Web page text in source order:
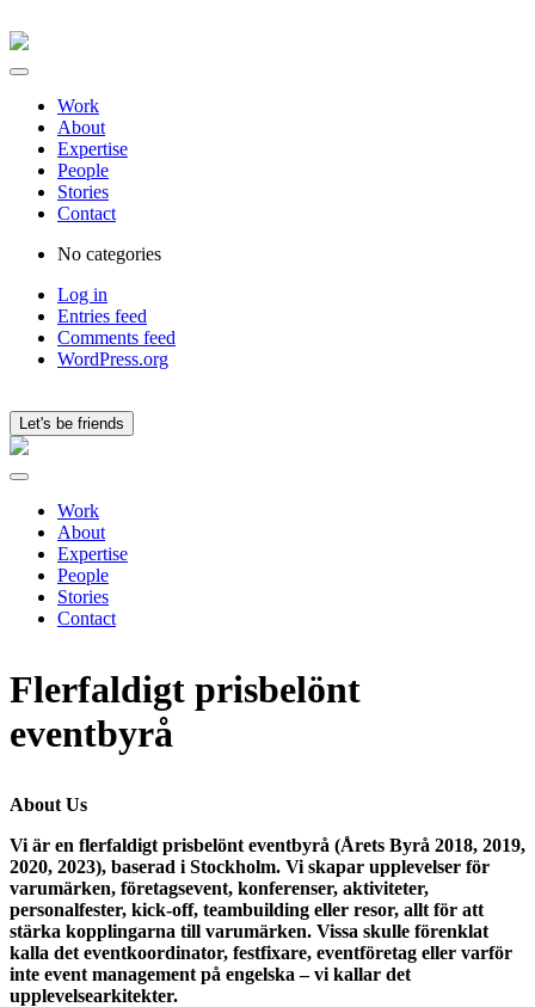
Work
About
Expertise
People
Stories
Contact
No categories
Log in
Entries feed
Comments feed
WordPress.org
Let's be friends
Work
About
Expertise
People
Stories
Contact
Flerfaldigt prisbelönt
eventbyrå
About Us
Vi är en flerfaldigt prisbelönt eventbyrå (Årets Byrå 2018, 2019,
2020, 2023), baserad i Stockholm. Vi skapar upplevelser för
varumärken, företagsevent, konferenser, aktiviteter,
personalfester, kick-off, teambuilding eller resor, allt för att
stärka kopplingarna till varumärken. Vissa skulle förenklat
kalla det eventkoordinator, festfixare, eventföretag eller varför
inte event management på engelska – vi kallar det
upplevelsearkitekter.